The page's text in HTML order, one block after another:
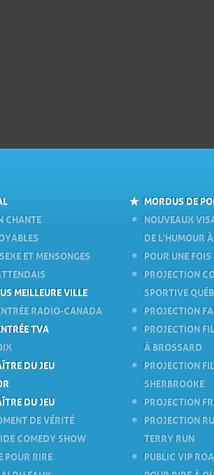
CHANTE
ET MENSONGES
MEILLEURE VILLE
RADIO-CANADA
TVA
DU JEU
DU JEU
DE VÉRITÉ
COMEDY SHOW
POUR RIRE
MORDUS DE
NOUVEAUX
DE L'HUMOUR
POUR UNE FOIS
PROJECTION
SPORTIVE
PROJECTION
PROJECTION
À BROSSARD
PROJECTION
SHERBROOKE
PROJECTION
PROJECTION
TERRY RUN
PUBLIC VIP